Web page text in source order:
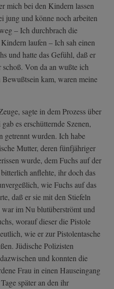
mich bei den Kindern lassen
jung und könne noch arbeiten
– Ich durchbrach die
laufen – Ich sah einen
und hatte das Gefühl, daß er
Von da an wußte ich
kam, waren meine
sagte in dem Prozess über
es erschütternde Szenen,
wurden. Ich habe
Mutter, deren fünfjähriger
wurde, dem Fuchs auf der
anflehte, ihr doch das
wie Fuchs auf das
daß er sie mit den Stiefeln
im Nu blutüberströmt und
worauf dieser die Pistole
wie er zur Pistolentasche
Jüdische Polizisten
und konnten die
Frau in einen Hauseingang
später an den ihr